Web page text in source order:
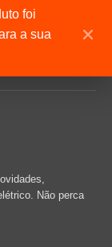
foi
a sua
Não perca